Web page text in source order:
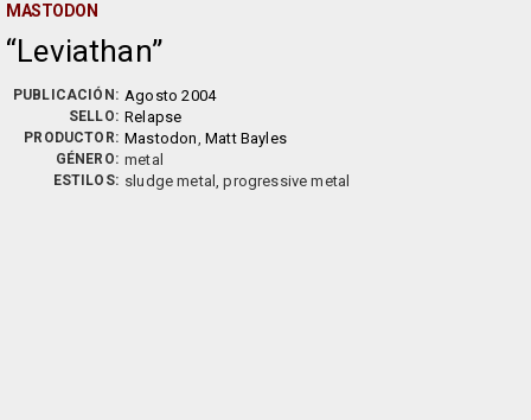
MASTODON
Leviathan
PUBLICACIÓN: Agosto 2004
SELLO: Relapse
PRODUCTOR: Mastodon, Matt Bayles
GÉNERO: metal
ESTILOS: sludge metal, progressive metal